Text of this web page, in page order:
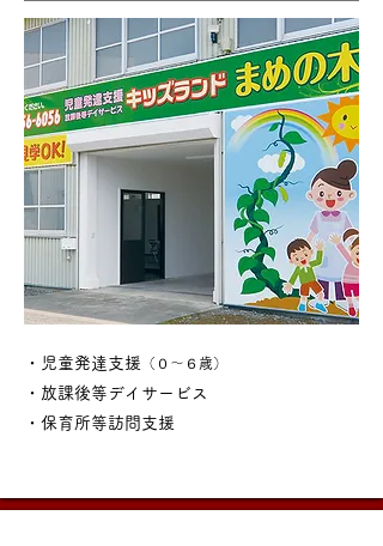
・児童発達支援 （０～６歳）
・放課後等デイサービス
​・保育所等訪問支援